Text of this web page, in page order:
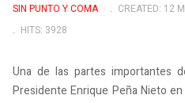
SIN PUNTO Y COMA
CREATED: 12
HITS: 3928
Una de las partes importantes
Presidente Enrique Peña Nieto